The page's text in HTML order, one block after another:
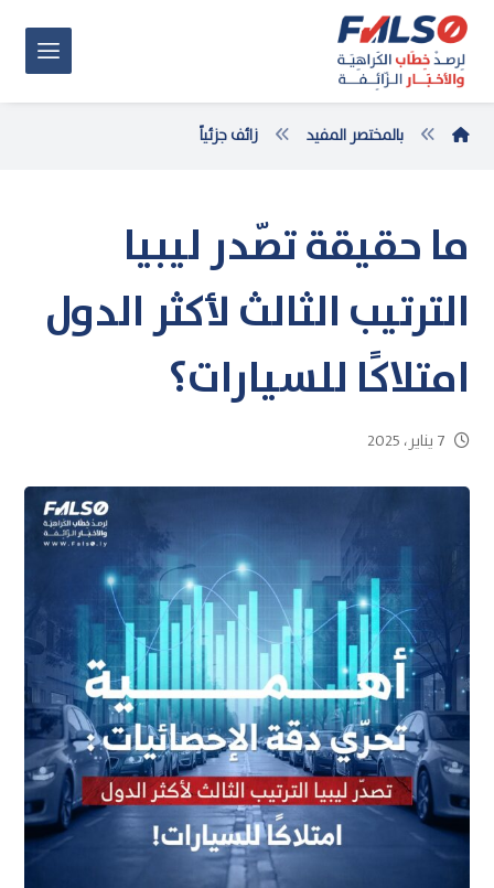
بالمختصر المفيد زائف جزئياً
ما حقيقة تصّدر ليبيا
الترتيب الثالث لأكثر الدول
امتلاكًا للسيارات؟
7 يناير، 2025